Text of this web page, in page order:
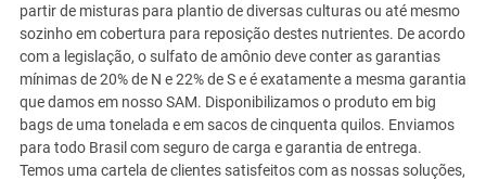
partir de misturas para plantio de diversas culturas ou até mesmo
sozinho em cobertura para reposição destes nutrientes. De acordo
com a legislação, o sulfato de amônio deve conter as garantias
mínimas de 20% de N e 22% de S e é exatamente a mesma garantia
que damos em nosso SAM. Disponibilizamos o produto em big
bags de uma tonelada e em sacos de cinquenta quilos. Enviamos
para todo Brasil com seguro de carga e garantia de entrega.
Temos uma cartela de clientes satisfeitos com as nossas soluções,